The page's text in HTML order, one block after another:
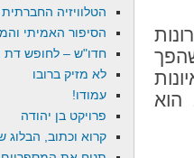
הוא
הטלוויזיה החברתית
הסיפור האמיתי
חדו"ש – לחופש דת
לא מזיק ברובו
עמודו!
פרויקט בן יהודה
קרוא וכתוב, הבלוג